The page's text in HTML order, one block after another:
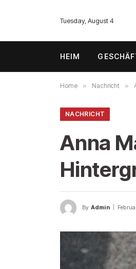
Tuesday, August 4
HEIM
Home » Nachricht »
NACHRICHT
Anna
By Admin